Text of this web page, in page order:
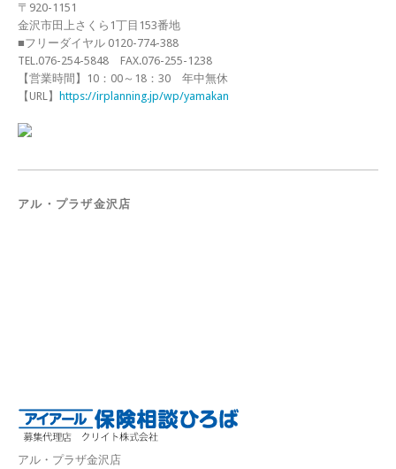
〒920-1151
金沢市田上さくら1丁目153番地
■フリーダイヤル 0120-774-388
TEL.076-254-5848 FAX.076-255-1238
【営業時間】10：00～18：30 年中無休
【URL】
https://irplanning.jp/wp/yamakan
アル・プラザ金沢店
アル・プラザ金沢店